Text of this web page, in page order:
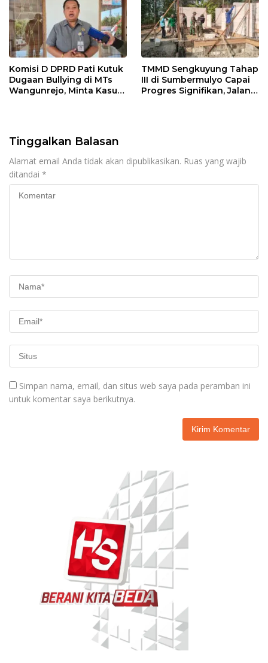
Komisi D DPRD Pati Kutuk
Dugaan Bullying di MTs
Wangunrejo, Minta Kasus
TMMD Sengkuyung Tahap
III di Sumbermulyo Capai
Progres Signifikan, Jalan
Tinggalkan Balasan
Alamat email Anda tidak akan dipublikasikan. Ruas yang wajib
ditandai *
Simpan nama, email, dan situs web saya pada peramban ini
untuk komentar saya berikutnya.